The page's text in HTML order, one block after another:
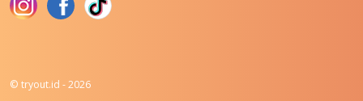
© tryout.id - 2026